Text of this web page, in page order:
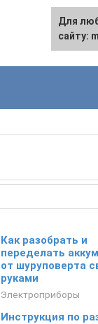
Как разобрать и
переделать
от шуруповерта
руками
Электроприборы
Инструкция по
Для
сайту: